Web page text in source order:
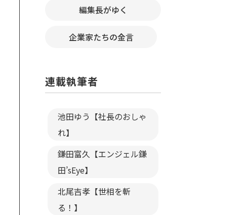
編集長がゆく
企業家たちの金言
連載執筆者
池田ゆう【社長のおしゃ
れ】
鎌田富久【エンジェル鎌
田’sEye】
北尾吉孝【世相を斬
る！】